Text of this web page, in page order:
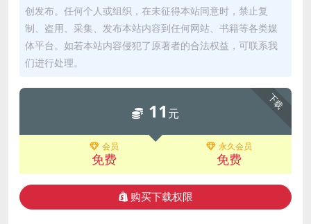
创发布。任何个人或组织，在未征得本站同意时，禁止复
制、盗用、采集、发布本站内容到任何网站、书籍等各类媒
体平台。如若本站内容侵犯了原著者的合法权益，可联系我
们进行处理。
下载
11 元
会员
免费
永久会员
免费
购买下载权限